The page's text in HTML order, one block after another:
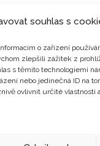
souhlas s
o zařízení
zlepšili zážitek z
s těmito technologiemi
nebo jedinečná ID na
ovlivnit určité vlastnosti